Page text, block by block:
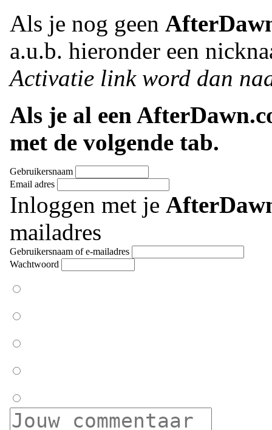
Als je nog geen
a.u.b. hieronder een
Activatie link word dan
Als je al een
met de volgende tab.
Gebruikersnaam
Email adres
Inloggen met je
mailadres
Gebruikersnaam of e-mailadres
Wachtwoord